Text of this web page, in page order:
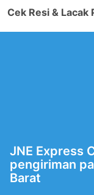
Cek Resi & Lacak
JNE Express
pengiriman
Barat